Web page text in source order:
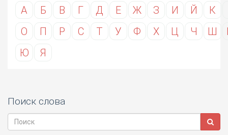
А Б В Г Д Е Ж З И Й К
О
П Р С Т У Ф Х Ц Ч Ш
Ю
Я
Поиск слова